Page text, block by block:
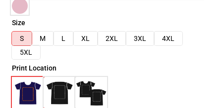
Size
S
M L XL 2XL 3XL
4XL
5XL
Print Location